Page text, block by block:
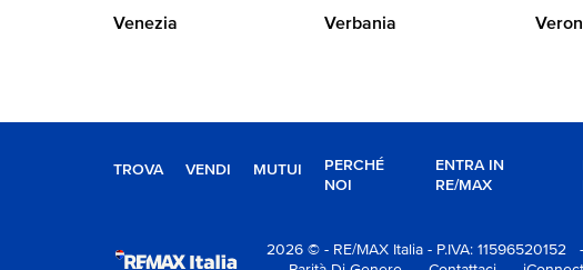
Venezia Verbania
TROVA VENDI MUTUI
PERCHÉ
NOI
ENTRA IN
RE/MAX
2026 © - RE/MAX Italia - P.IVA: 11596520152